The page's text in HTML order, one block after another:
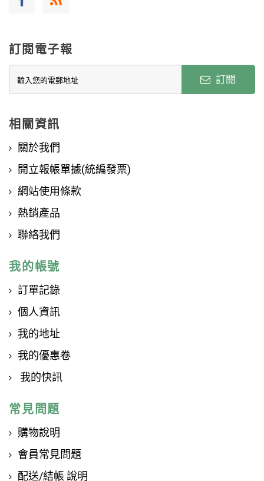
訂閱電子報
訂閱
相關資訊
關於我們
開立報帳單據(統編發票)
網站使用條款
熱銷產品
聯絡我們
我的帳號
訂單記錄
個人資訊
我的地址
我的優惠卷
我的快訊
常見問題
購物說明
會員常見問題
配送/結帳 說明